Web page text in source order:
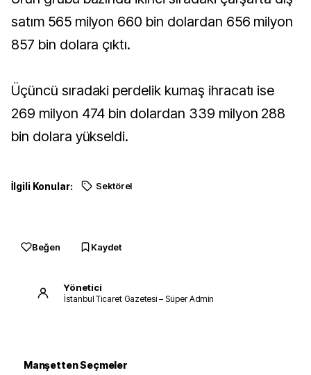
satım 565 milyon 660 bin dolardan 656 milyon
857 bin dolara çıktı.
Üçüncü sıradaki perdelik kumaş ihracatı ise
269 milyon 474 bin dolardan 339 milyon 288
bin dolara yükseldi.
İlgili Konular: Sektörel
Beğen Kaydet
Yönetici
İstanbul Ticaret Gazetesi – Süper Admin
Manşetten Seçmeler